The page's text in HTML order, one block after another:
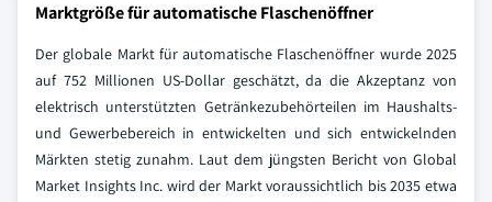
Marktgröße für automatische Flaschenöffner
Der globale Markt für automatische Flaschenöffner wurde 2025
auf 752 Millionen US-Dollar geschätzt, da die Akzeptanz von
elektrisch unterstützten Getränkezubehörteilen im Haushalts-
und Gewerbebereich in entwickelten und sich entwickelnden
Märkten stetig zunahm. Laut dem jüngsten Bericht von Global
Market Insights Inc. wird der Markt voraussichtlich bis 2035 etwa